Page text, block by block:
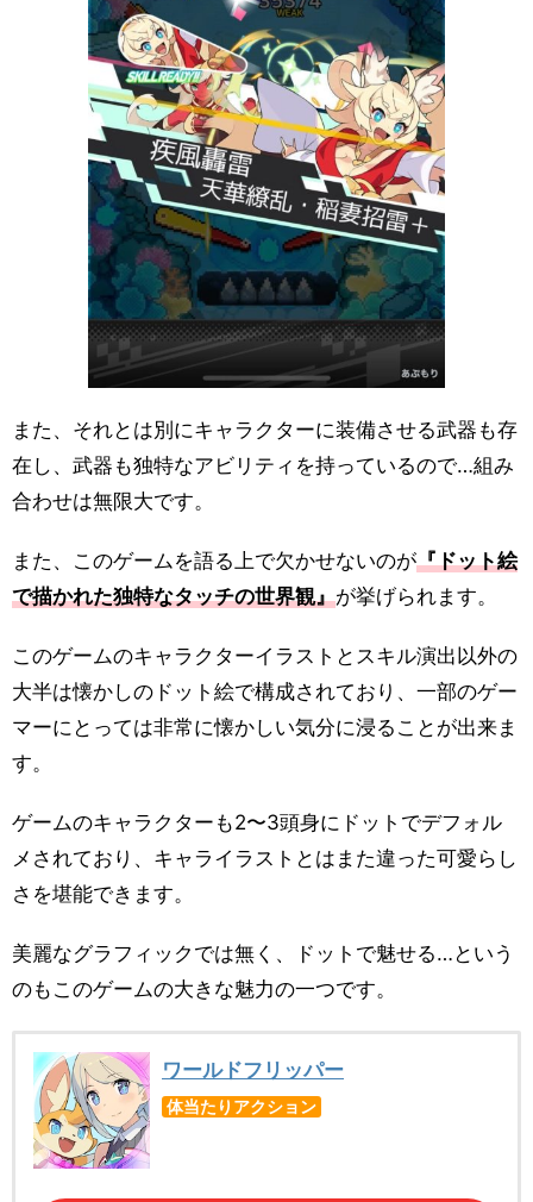
また、それとは別にキャラクターに装備させる武器も存
在し、武器も独特なアビリティを持っているので…組み
合わせは無限大です。
また、このゲームを語る上で欠かせないのが『ドット絵
で描かれた独特なタッチの世界観』が挙げられます。
このゲームのキャラクターイラストとスキル演出以外の
大半は懐かしのドット絵で構成されており、一部のゲー
マーにとっては非常に懐かしい気分に浸ることが出来ま
す。
ゲームのキャラクターも2〜3頭身にドットでデフォル
メされており、キャライラストとはまた違った可愛らし
さを堪能できます。
美麗なグラフィックでは無く、ドットで魅せる…という
のもこのゲームの大きな魅力の一つです。
ワールドフリッパー
体当たりアクション